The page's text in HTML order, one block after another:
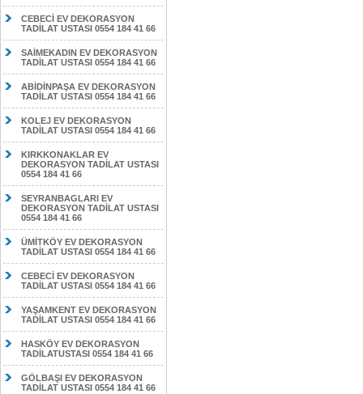
CEBECİ EV DEKORASYON
TADİLAT USTASI 0554 184 41 66
SAİMEKADIN EV DEKORASYON
TADİLAT USTASI 0554 184 41 66
ABİDİNPAŞA EV DEKORASYON
TADİLAT USTASI 0554 184 41 66
KOLEJ EV DEKORASYON
TADİLAT USTASI 0554 184 41 66
KIRKKONAKLAR EV
DEKORASYON TADİLAT USTASI
0554 184 41 66
SEYRANBAGLARI EV
DEKORASYON TADİLAT USTASI
0554 184 41 66
ÜMİTKÖY EV DEKORASYON
TADİLAT USTASI 0554 184 41 66
CEBECİ EV DEKORASYON
TADİLAT USTASI 0554 184 41 66
YAŞAMKENT EV DEKORASYON
TADİLAT USTASI 0554 184 41 66
HASKÖY EV DEKORASYON
TADİLATUSTASI 0554 184 41 66
GÖLBAŞI EV DEKORASYON
TADİLAT USTASI 0554 184 41 66